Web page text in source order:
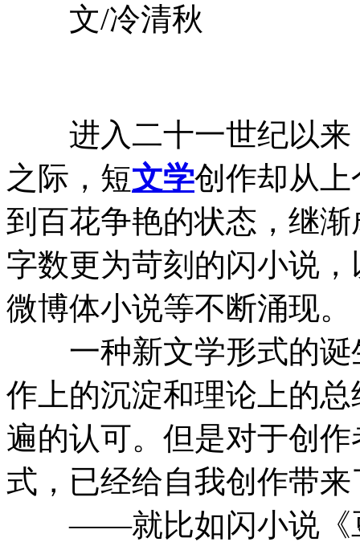
文/冷清秋
进入二十一世纪以来
之际，短文学创作却从
到百花争艳的状态，继
字数更为苛刻的闪小说
微博体小说等不断涌现。
一种新文学形式的诞
作上的沉淀和理论上的
遍的认可。但是对于创
式，已经给自我创作带
——就比如闪小说《